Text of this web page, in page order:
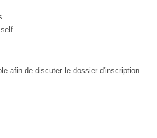
afin de discuter le dossier d'inscription